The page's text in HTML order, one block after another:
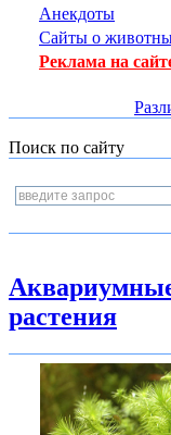
Анекдоты
Сайты о
Реклама на
Поиск по сайту
растения